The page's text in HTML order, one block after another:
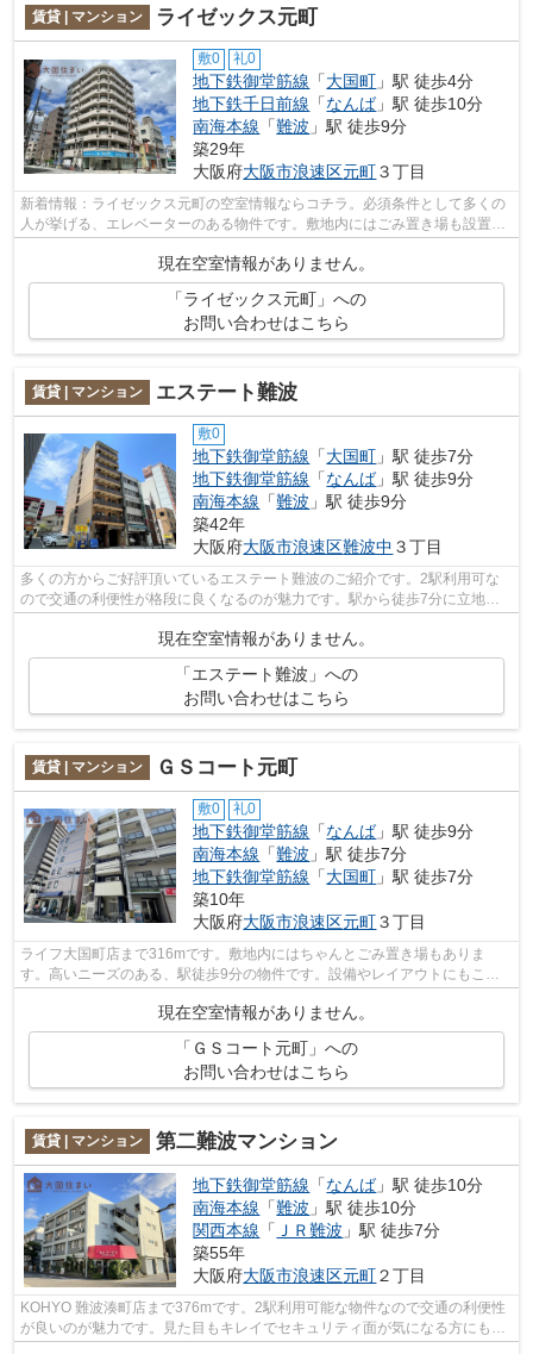
賃貸 | マンション ライゼックス元町
敷0 礼0
地下鉄御堂筋線 「大国町 」駅 徒歩4分
地下鉄千日前線 「なんば」駅 徒歩10分
南海本線 「難波 」駅 徒歩9分
築29年
大阪府大阪市浪速区元町３丁目
新着情報：ライゼックス元町の空室情報ならコチラ。必須条件として多くの
人が挙げる、エレベーターのある物件です。敷地内にはごみ置き場も設置さ
現在空室情報がありません。
「ライゼックス元町」への
お問い合わせはこちら
賃貸 | マンション エステート難波
敷0
地下鉄御堂筋線 「大国町 」駅 徒歩7分
地下鉄御堂筋線 「なんば」駅 徒歩9分
南海本線 「難波 」駅 徒歩9分
築42年
大阪府大阪市浪速区難波中 ３丁目
多くの方からご好評頂いているエステート難波のご紹介です。2駅利用可な
ので交通の利便性が格段に良くなるのが魅力です。駅から徒歩7分に立地す
現在空室情報がありません。
「エステート難波」への
お問い合わせはこちら
賃貸 | マンション ＧＳコート元町
敷0 礼0
地下鉄御堂筋線 「なんば」駅 徒歩9分
南海本線 「難波 」駅 徒歩7分
地下鉄御堂筋線 「大国町 」駅 徒歩7分
築10年
大阪府大阪市浪速区元町３丁目
ライフ大国町店まで316mです。敷地内にはちゃんとごみ置き場もありま
す。高いニーズのある、駅徒歩9分の物件です。設備やレイアウトにもこだ
わりのあるマンション。物件探しをはじめる...
現在空室情報がありません。
「ＧＳコート元町」への
お問い合わせはこちら
賃貸 | マンション 第二難波マンション
地下鉄御堂筋線 「なんば」駅 徒歩10分
南海本線 「難波 」駅 徒歩10分
関西本線 「 ＪＲ難波 」駅 徒歩7分
築55年
大阪府大阪市浪速区元町２丁目
KOHYO 難波湊町店まで376mです。2駅利用可能な物件なので交通の利便性
が良いのが魅力です。見た目もキレイでセキュリティ面が気になる方にも推